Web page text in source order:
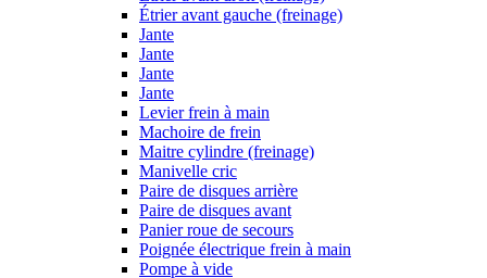
Étrier avant gauche (freinage)
Jante
Jante
Jante
Jante
Levier frein à main
Machoire de frein
Maitre cylindre (freinage)
Manivelle cric
Paire de disques arrière
Paire de disques avant
Panier roue de secours
Poignée électrique frein à main
Pompe à vide